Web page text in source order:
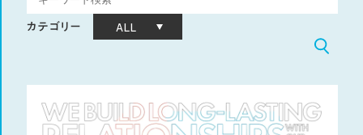
カテゴリー ALL